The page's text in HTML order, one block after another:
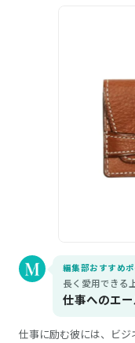
編集部おすすめ
長く愛用できる
仕事へのエ
仕事に励む彼には、ビ